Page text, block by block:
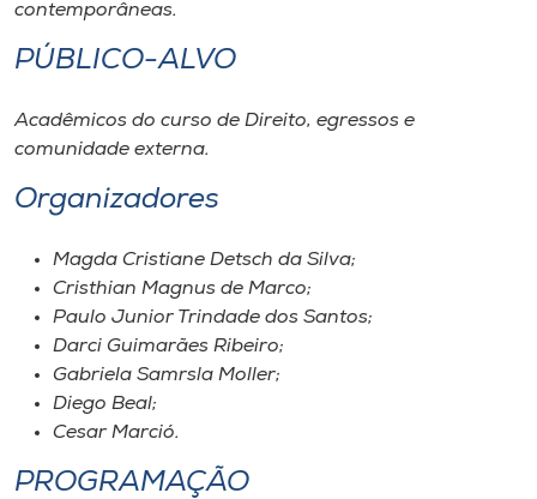
contemporâneas.
PÚBLICO-ALVO
Acadêmicos do curso de Direito, egressos e
comunidade externa.
Organizadores
Magda Cristiane Detsch da Silva;
Cristhian Magnus de Marco;
Paulo Junior Trindade dos Santos;
Darci Guimarães Ribeiro;
Gabriela Samrsla Moller;
Diego Beal;
Cesar Marció.
PROGRAMAÇÃO